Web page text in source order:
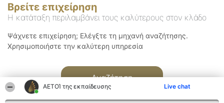
ΑΕΤΟΊ της εκπαίδευσης Live chat
Βρείτε επιχείρηση
Η κατάταξη περιλαμβάνει τους καλύτερους στον κλάδο
Ψάχνετε επιχείρηση; Ελέγξτε τη μηχανή αναζήτησης.
Χρησιμοποιήστε την καλύτερη υπηρεσία
Αναζήτηση